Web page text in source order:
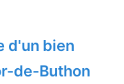
d'un bien
de-Buthon